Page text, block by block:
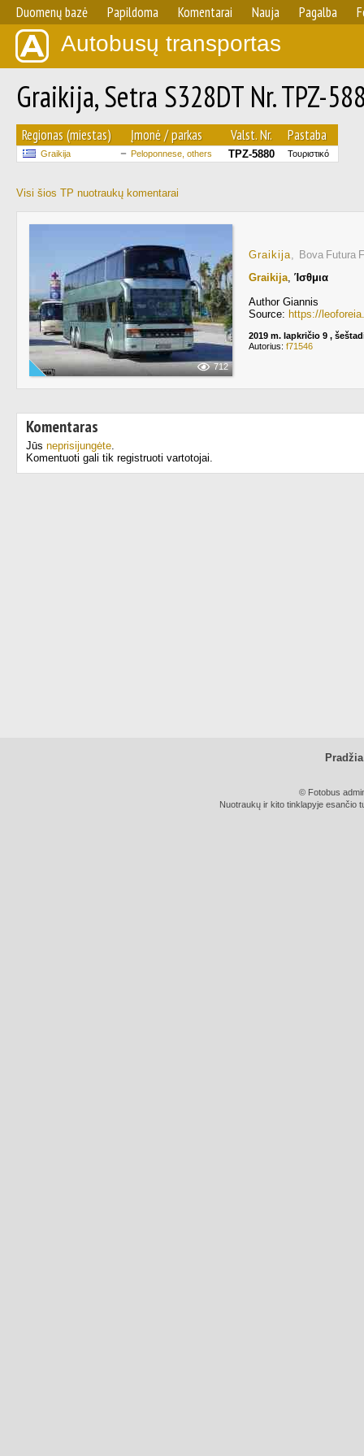
Duomenų bazė Papildoma Komentarai Nauja Pagalba
Autobusų transportas
Graikija, Setra S328DT Nr. TPZ-
Regionas (miestas) Įmonė / parkas Valst. Nr. Pastaba
Graikija Peloponnese, others TPZ-5880 Τουριστικό
Visi šios TP nuotraukų komentarai
712
Graikija, Bova Futura
Graikija, Ίσθμια
Author Giannis
Source: https://
2019 m. lapkričio 9 ,
Autorius: f71546
Komentaras
Jūs neprisijungėte.
Komentuoti gali tik registruoti vartotojai.
Pradžia
© Fotobus
Nuotraukų ir kito tinklapyje esančio